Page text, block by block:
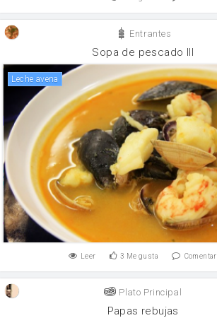
Entrantes
Sopa de pescado III
leche avena
Leer 3 Me gusta Comentar
Plato Principal
Papas rebujas